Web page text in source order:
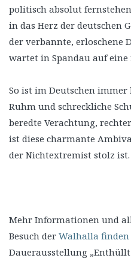
politisch absolut
in das Herz der deutschen
der verbannte, erloschene
wartet in Spandau auf eine
So ist im Deutschen immer
Ruhm und schreckliche
beredte Verachtung,
ist diese charmante
der Nichtextremist stolz ist.
Mehr Informationen und
Besuch der Walhalla finden
Dauerausstellung